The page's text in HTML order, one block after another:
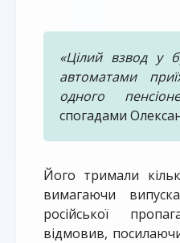
«Цілий взвод у
автоматами
одного
спогадами
Його тримали
вимагаючи
російської
відмовив,